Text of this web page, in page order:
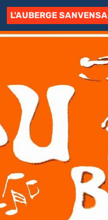
L'AUBERGE SANVENSA